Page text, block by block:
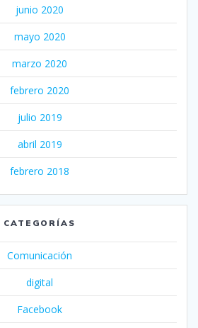
junio 2020
mayo 2020
marzo 2020
febrero 2020
julio 2019
abril 2019
febrero 2018
CATEGORÍAS
Comunicación
digital
Facebook